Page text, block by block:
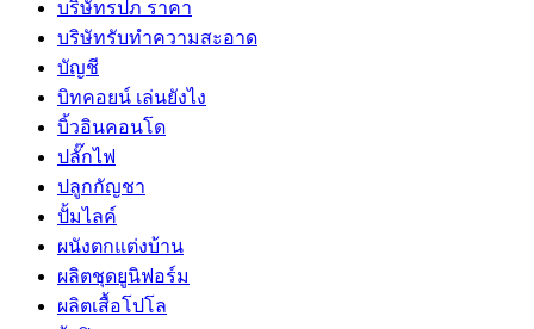
บริษัทรปภ ราคา
บริษัทรับทำความสะอาด
บัญชี
บิทคอยน์ เล่นยังไง
บิ้วอินคอนโด
ปลั๊กไฟ
ปลูกกัญชา
ปั้มไลค์
ผนังตกแต่งบ้าน
ผลิตชุดยูนิฟอร์ม
ผลิตเสื้อโปโล